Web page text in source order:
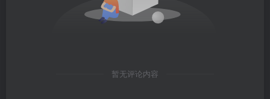
暂无评论内容